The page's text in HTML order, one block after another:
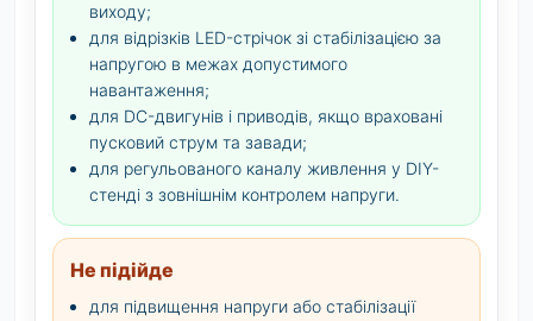
виходу;
для відрізків LED-стрічок зі стабілізацією за
напругою в межах допустимого
навантаження;
для DC-двигунів і приводів, якщо враховані
пусковий струм та завади;
для регульованого каналу живлення у DIY-
стенді з зовнішнім контролем напруги.
Не підійде
для підвищення напруги або стабілізації